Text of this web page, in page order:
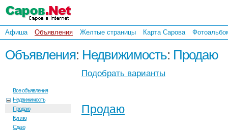
Афиша Объявления Желтые страницы Карта Сарова
Объявления: Недвижимость: Продаю
Все объявления
Недвижимость
Продаю
Куплю
Сдаю
Подобрать варианты
Продаю